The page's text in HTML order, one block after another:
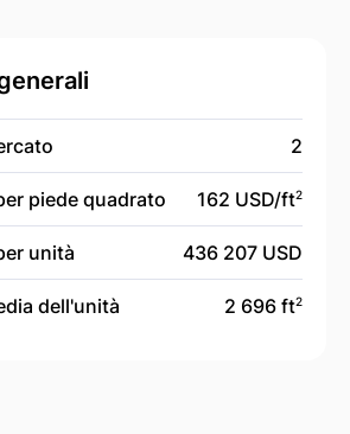
2
piede quadrato 162 USD/ft2
unità 436 207 USD
dell'unità 2 696 ft2